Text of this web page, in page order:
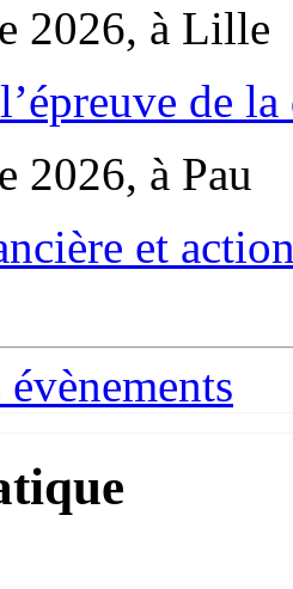
2026, à Lille
de
2026, à Pau
et